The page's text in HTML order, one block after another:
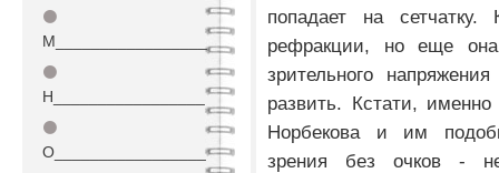
⚫
М_________________
⚫
Н_________________
⚫
О_________________
попадает на
рефракции, но еще
зрительного
развить. Кстати,
Норбекова и им
зрения без очков -